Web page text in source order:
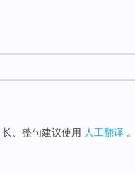
、整句建议使用 人工翻译